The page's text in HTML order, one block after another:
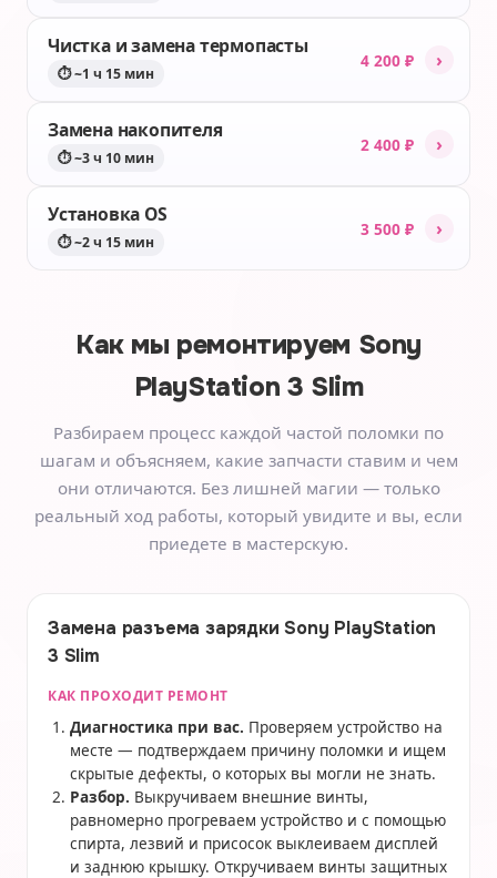
Чистка и замена термопасты
⏱ ~1 ч 15 мин
4 200 ₽ ›
Замена накопителя
⏱ ~3 ч 10 мин
2 400 ₽ ›
Установка OS
⏱ ~2 ч 15 мин
3 500 ₽ ›
Как мы ремонтируем Sony
PlayStation 3 Slim
Разбираем процесс каждой частой поломки по
шагам и объясняем, какие запчасти ставим и чем
они отличаются. Без лишней магии — только
реальный ход работы, который увидите и вы, если
приедете в мастерскую.
Замена разъема зарядки Sony PlayStation
3 Slim
КАК ПРОХОДИТ РЕМОНТ
Диагностика при вас. Проверяем устройство на
месте — подтверждаем причину поломки и ищем
скрытые дефекты, о которых вы могли не знать.
Разбор. Выкручиваем внешние винты,
равномерно прогреваем устройство и с помощью
спирта, лезвий и присосок выклеиваем дисплей
и заднюю крышку. Откручиваем винты защитных